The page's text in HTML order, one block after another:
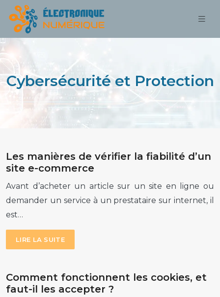
Cybersécurité et Protection
Les manières de vérifier la fiabilité d’un
site e-commerce
Avant d’acheter un article sur un site en ligne ou
demander un service à un prestataire sur internet, il
est…
LIRE LA SUITE
Comment fonctionnent les cookies, et
faut-il les accepter ?